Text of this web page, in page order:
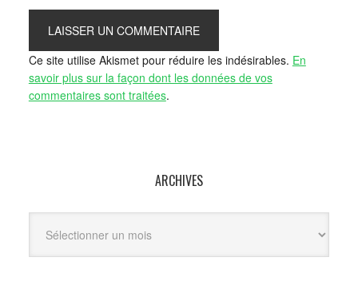
Ce site utilise Akismet pour réduire les indésirables. En
savoir plus sur la façon dont les données de vos
commentaires sont traitées.
ARCHIVES